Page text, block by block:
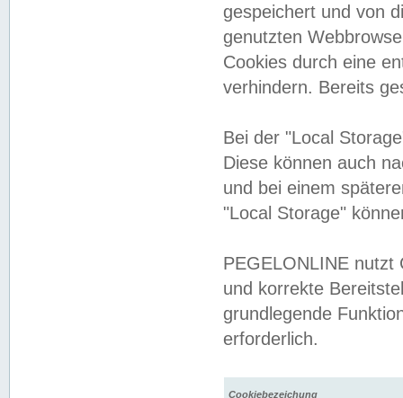
gespeichert und von
genutzten
Cookies durch eine
verhindern. Bereits
Bei der "Local
Diese können auch
und bei einem
"Local Storage"
PEGELONLINE nutzt
und korrekte
grundlegende
erforderlich.
Cookiebezeichung